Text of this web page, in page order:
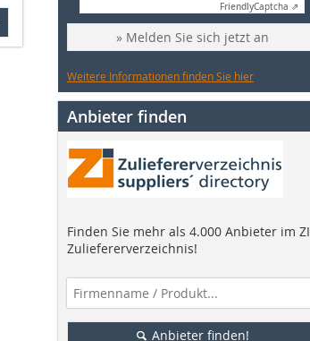
FriendlyCaptcha ⇗
» Melden Sie sich jetzt an
Weitere Informationen finden Sie hier
Anbieter finden
Finden Sie mehr als 4.000 Anbieter im ZI
Zuliefererverzeichnis!
Anbieter finden!